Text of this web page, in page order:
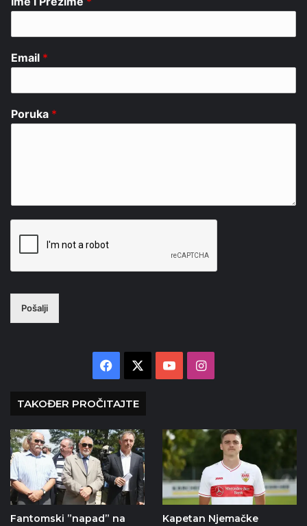
Email *
Poruka *
Pošalji
Facebook YouTubeInstagram
TAKOĐER PROČITAJTE
Fantomski ”napad” na
Kapetan Njemačke